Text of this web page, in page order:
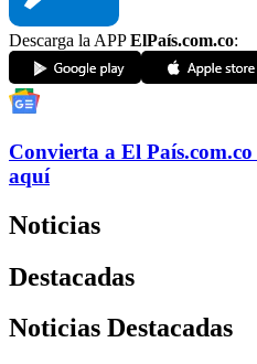
Descarga la APPElPaís.com.co:
Convierta a El País.com.co
aquí
Noticias
Destacadas
Noticias Destacadas